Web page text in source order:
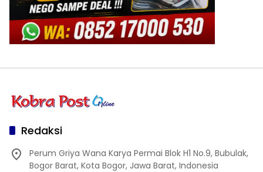
Redaksi
Perum Griya Wana Karya Permai Blok H1 No.9, Bubulak,
Bogor Barat, Kota Bogor, Jawa Barat, Indonesia